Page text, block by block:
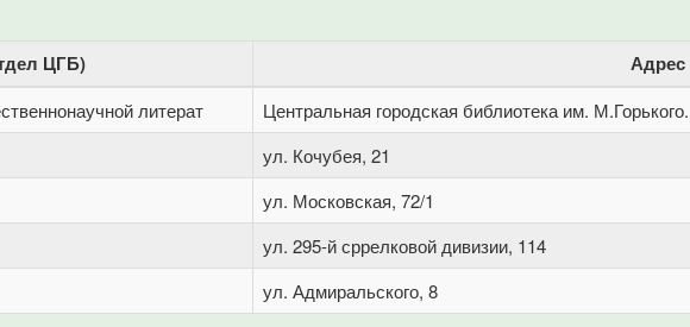
ЦГБ) Адрес
литерат Центральная городская библиотека им.
ул. Кочубея, 21
ул. Московская, 72/1
ул. 295-й сррелковой дивизии, 114
ул. Адмиральского, 8